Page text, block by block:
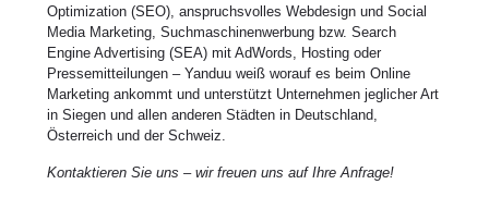
Optimization (SEO), anspruchsvolles Webdesign und Social
Media Marketing, Suchmaschinenwerbung bzw. Search
Engine Advertising (SEA) mit AdWords, Hosting oder
Pressemitteilungen – Yanduu weiß worauf es beim Online
Marketing ankommt und unterstützt Unternehmen jeglicher Art
in Siegen und allen anderen Städten in Deutschland,
Österreich und der Schweiz.
Kontaktieren Sie uns – wir freuen uns auf Ihre Anfrage!